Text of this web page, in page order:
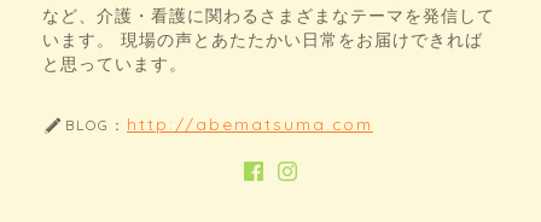
など、介護・看護に関わるさまざまなテーマを発信して
います。 現場の声とあたたかい日常をお届けできれば
と思っています。
BLOG： http://abematsuma.com